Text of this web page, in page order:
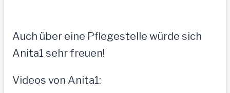
Auch über eine Pflegestelle würde sich
Anita1 sehr freuen!
Videos von Anita1: